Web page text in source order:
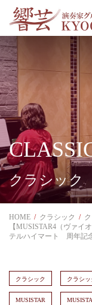
クラシック
HOME クラシック
【MUSISTAR4（ヴァイ
テルハイマート 周年記
クラシック クラシッ
MUSISTAR